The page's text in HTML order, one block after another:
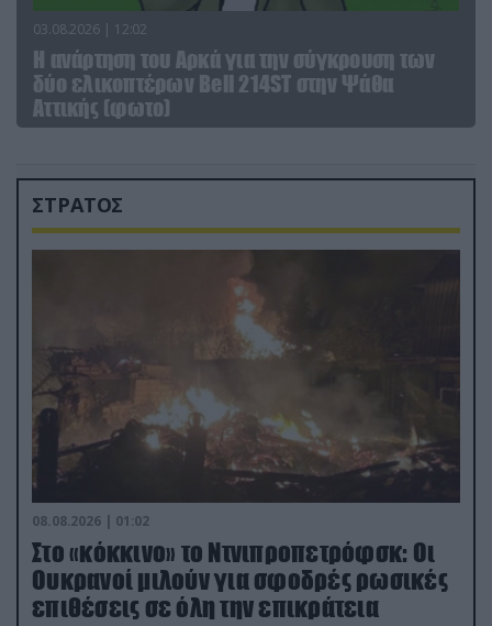
03.08.2026 | 12:02
Η ανάρτηση του Αρκά για την σύγκρουση των
δύο ελικοπτέρων Bell 214ST στην Ψάθα
Αττικής (φωτο)
ΣΤΡΑΤΟΣ
08.08.2026 | 01:02
Στο «κόκκινο» το Ντνιπροπετρόφσκ: Οι
Ουκρανοί μιλούν για σφοδρές ρωσικές
επιθέσεις σε όλη την επικράτεια